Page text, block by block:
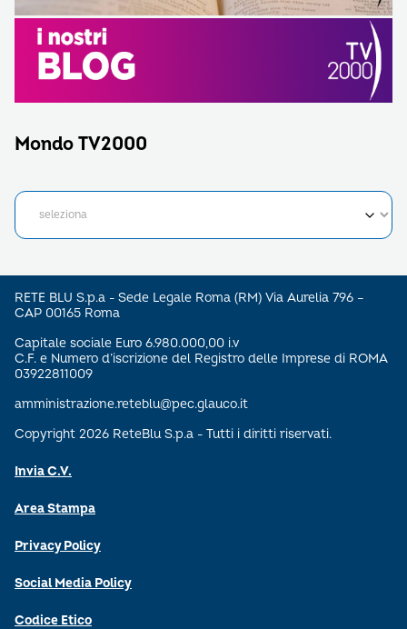
Mondo TV2000
RETE BLU S.p.a - Sede Legale Roma (RM) Via Aurelia 796 –
CAP 00165 Roma
Capitale sociale Euro 6.980.000,00 i.v
C.F. e Numero d’iscrizione del Registro delle Imprese di ROMA
03922811009
amministrazione.reteblu@pec.glauco.it
Copyright 2026 ReteBlu S.p.a - Tutti i diritti riservati.
Invia C.V.
Area Stampa
Privacy Policy
Social Media Policy
Codice Etico